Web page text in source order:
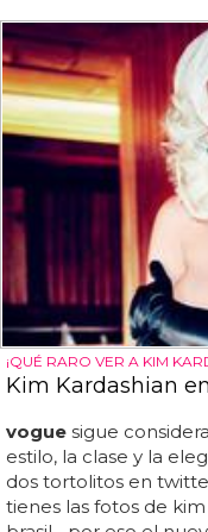
¡QUÉ RARO VER A KIM
Kim Kardashian
vogue sigue
estilo, la clase y la
dos tortolitos en
tienes las fotos de